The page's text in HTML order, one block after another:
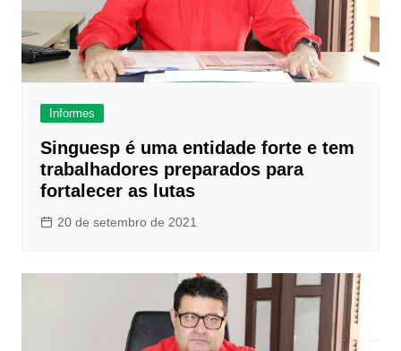
Informes
Singuesp é uma entidade forte e tem
trabalhadores preparados para
fortalecer as lutas
20 de setembro de 2021